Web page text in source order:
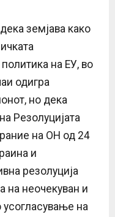
земјава како
на ЕУ, во
одигра
но дека
Резолуцијата
на ОН од 24
и
резолуција
на неочекуван и
на